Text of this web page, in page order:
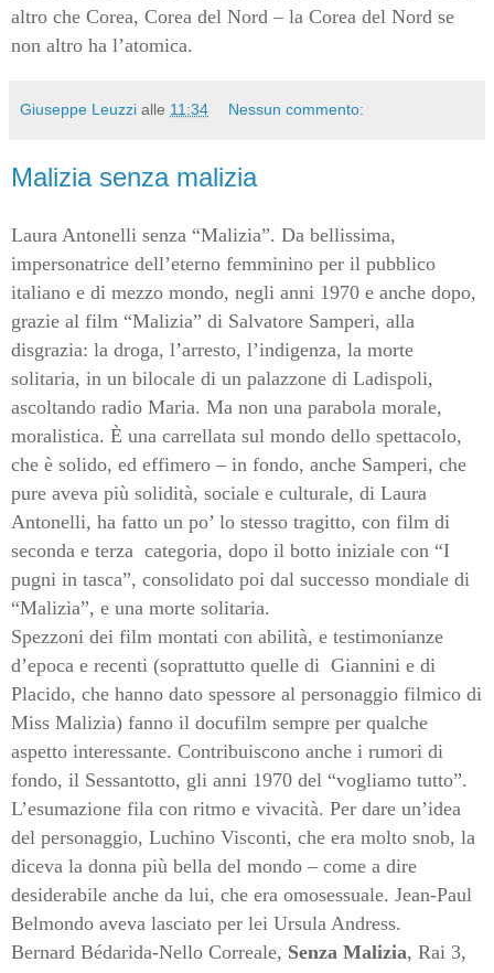
altro che Corea, Corea del Nord – la Corea del Nord se
non altro ha l’atomica.
Giuseppe Leuzzi alle 11:34 Nessun commento:
Malizia senza malizia
Laura Antonelli senza “Malizia”. Da bellissima,
impersonatrice dell’eterno femminino per il pubblico
italiano e di mezzo mondo, negli anni 1970 e anche dopo,
grazie al film “Malizia” di Salvatore Samperi, alla
disgrazia: la droga, l’arresto, l’indigenza, la morte
solitaria, in un bilocale di un palazzone di Ladispoli,
ascoltando radio Maria. Ma non una parabola morale,
moralistica. È una carrellata sul mondo dello spettacolo,
che è solido, ed effimero – in fondo, anche Samperi, che
pure aveva più solidità, sociale e culturale, di Laura
Antonelli, ha fatto un po’ lo stesso tragitto, con film di
seconda e terza categoria, dopo il botto iniziale con “I
pugni in tasca”, consolidato poi dal successo mondiale di
“Malizia”, e una morte solitaria.
Spezzoni dei film montati con abilità, e testimonianze
d’epoca e recenti (soprattutto quelle di Giannini e di
Placido, che hanno dato spessore al personaggio filmico di
Miss Malizia) fanno il docufilm sempre per qualche
aspetto interessante. Contribuiscono anche i rumori di
fondo, il Sessantotto, gli anni 1970 del “vogliamo tutto”.
L’esumazione fila con ritmo e vivacità. Per dare un’idea
del personaggio, Luchino Visconti, che era molto snob, la
diceva la donna più bella del mondo – come a dire
desiderabile anche da lui, che era omosessuale. Jean-Paul
Belmondo aveva lasciato per lei Ursula Andress.
Bernard Bédarida-Nello Correale, Senza Malizia, Rai 3,